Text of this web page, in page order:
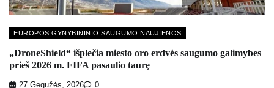
EUROPOS GYNYBININIO SAUGUMO NAUJIENOS
„DroneShield“ išplečia miesto oro erdvės saugumo galimybes
prieš 2026 m. FIFA pasaulio taurę
27 Gegužės, 2026 0